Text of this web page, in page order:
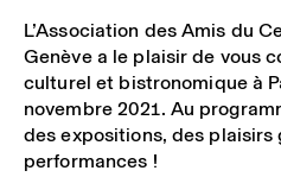
L’Association des Amis du
Genève a le plaisir de vous
culturel et bistronomique à
novembre 2021. Au
des expositions, des
performances !